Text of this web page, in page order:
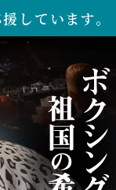
しています。